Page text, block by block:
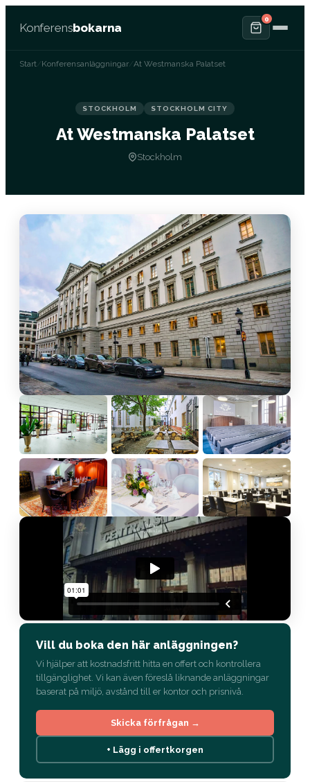
Konferensbokarna
0
Start Konferensanläggningar At Westmanska Palatset
STOCKHOLM STOCKHOLM CITY
At Westmanska Palatset
Stockholm
Vill du boka den här anläggningen?
Vi hjälper att kostnadsfritt hitta en offert och kontrollera
tillgänglighet. Vi kan även föreslå liknande anläggningar
baserat på miljö, avstånd till er kontor och prisnivå.
Skicka förfrågan →
+ Lägg i offertkorgen